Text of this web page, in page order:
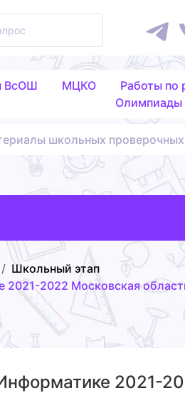
ВсОШ МЦКО Работы по
школьных
Школьный этап
2022 Московская
2021-